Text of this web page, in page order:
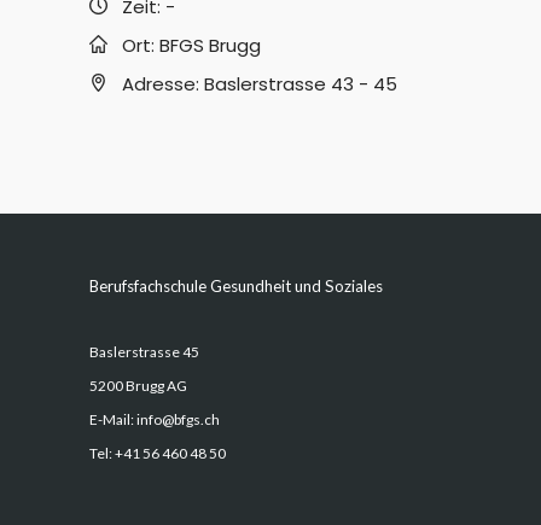
Zeit: -
Ort: BFGS Brugg
Adresse: Baslerstrasse 43 - 45
Berufsfachschule Gesundheit und Soziales
Baslerstrasse 45
5200 Brugg AG
E-Mail:info@bfgs.ch
Tel:+41 56 460 48 50